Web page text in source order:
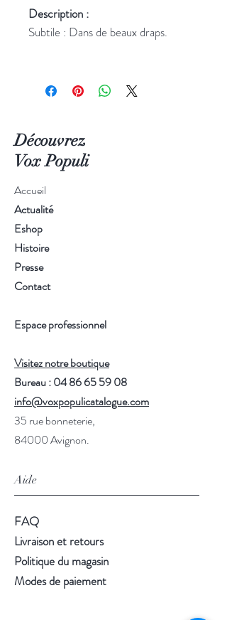
Description :
Subtile : Dans de beaux draps.
H: 9 cm Ø: 7 cm
Temps de brûlage :
30 à 35 heures
Notes de tête :
patchouli, térébenthine
Notes de coeur :
patchouli, cèdre
Notes de fond :
santal, musc, bois de gaïac
Découvrez
Vox Populi
Accueil
Actualité
Eshop
Histoire
Presse
Contact
Espace professionnel
Visitez notre boutique
Bureau : 04 86 65 59 08
info@voxpopulicatalogue.com
35 rue bonneterie,
84000 Avignon.
Aide
FAQ
Livraison et retours
Politique du magasin
Modes de paiement